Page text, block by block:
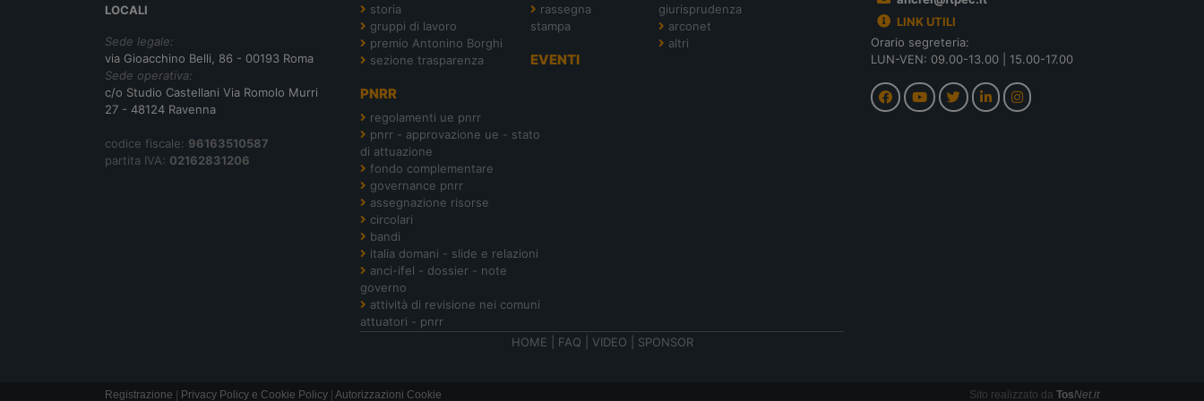
LOCALI
Sede legale:
via Gioacchino Belli, 86 - 00193 Roma
Sede operativa:
c/o Studio Castellani Via Romolo Murri
27 - 48124 Ravenna
codice fiscale: 96163510587
partita IVA: 02162831206
storia
gruppi di lavoro
premio Antonino Borghi
sezione trasparenza
rassegna
stampa
EVENTI
giurisprudenza
arconet
altri
PNRR
regolamenti ue pnrr
pnrr - approvazione ue - stato
di attuazione
fondo complementare
governance pnrr
assegnazione risorse
circolari
bandi
italia domani - slide e relazioni
anci-ifel - dossier - note
governo
attività di revisione nei comuni
attuatori - pnrr
HOME
FAQ VIDEO SPONSOR
LINK UTILI
Orario segreteria:
LUN-VEN: 09.00-13.00 | 15.00-17.00
Registrazione | Privacy Policy e Cookie Policy | Autorizzazioni Cookie Sito realizzato da TosNet.it